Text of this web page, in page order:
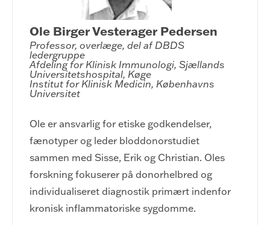
Ole Birger Vesterager Pedersen
Professor, overlæge, del af DBDS
ledergruppe
Afdeling for Klinisk Immunologi, Sjællands
Universitetshospital, Køge
Institut for Klinisk Medicin, Københavns
Universitet
Ole er ansvarlig for etiske godkendelser,
fænotyper og leder bloddonorstudiet
sammen med Sisse, Erik og Christian. Oles
forskning fokuserer på donorhelbred og
individualiseret diagnostik primært indenfor
kronisk inflammatoriske sygdomme.